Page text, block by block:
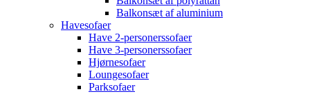
Balkonsæt af aluminium
Havesofaer
Have 2-personerssofaer
Have 3-personerssofaer
Hjørnesofaer
Loungesofaer
Parksofaer